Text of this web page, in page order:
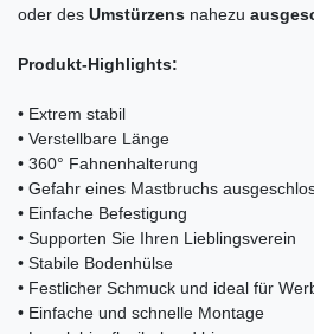
oder des Umstürzens nahezu
Produkt-Highlights:
• Extrem stabil
• Verstellbare Länge
• 360° Fahnenhalterung
• Gefahr eines Mastbruchs
• Einfache Befestigung
• Supporten Sie Ihren Lieblingsverein
• Stabile Bodenhülse
• Festlicher Schmuck und ideal für
• Einfache und schnelle Montage